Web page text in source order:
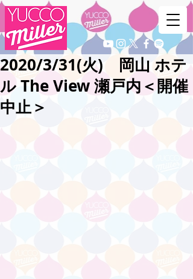
2020/3/31(火) 岡山 ホテ
ル The View 瀬戸内＜開催
中止＞